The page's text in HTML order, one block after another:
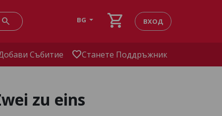
search BG shopping_cart ВХОД
Събитие favoriteСтанете Поддръжник
zu eins